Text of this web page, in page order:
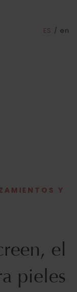
ES / en
Y
el
pieles